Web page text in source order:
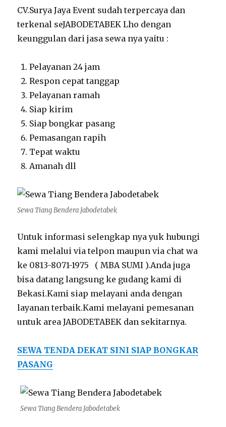
CV.Surya Jaya Event sudah terpercaya dan
terkenal seJABODETABEK Lho dengan
keunggulan dari jasa sewa nya yaitu :
Pelayanan 24 jam
Respon cepat tanggap
Pelayanan ramah
Siap kirim
Siap bongkar pasang
Pemasangan rapih
Tepat waktu
Amanah dll
Sewa Tiang Bendera Jabodetabek
Untuk informasi selengkap nya yuk hubungi
kami melalui via telpon maupun via chat wa
ke 0813-8071-1975 ( MBA SUMI ).Anda juga
bisa datang langsung ke gudang kami di
Bekasi.Kami siap melayani anda dengan
layanan terbaik.Kami melayani pemesanan
untuk area JABODETABEK dan sekitarnya.
SEWA TENDA DEKAT SINI SIAP BONGKAR
PASANG
Sewa Tiang Bendera Jabodetabek